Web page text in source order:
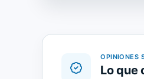
OPINIONES
Lo que